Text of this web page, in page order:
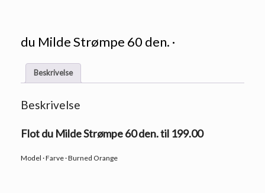
du Milde Strømpe 60 den. ·
Beskrivelse
Beskrivelse
Flot du Milde Strømpe 60 den. til 199.00
Model · Farve · Burned Orange